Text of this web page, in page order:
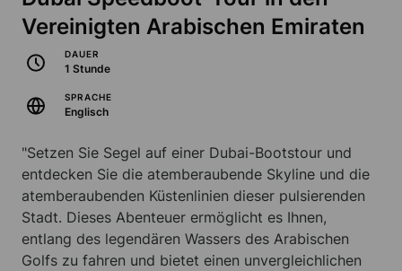
Vereinigten Arabischen Emiraten
DAUER
1 Stunde
SPRACHE
Englisch
"Setzen Sie Segel auf einer Dubai-Bootstour und
entdecken Sie die atemberaubende Skyline und die
atemberaubenden Küstenlinien dieser pulsierenden
Stadt. Dieses Abenteuer ermöglicht es Ihnen,
entlang des legendären Wassers des Arabischen
Golfs zu fahren und bietet einen unvergleichlichen